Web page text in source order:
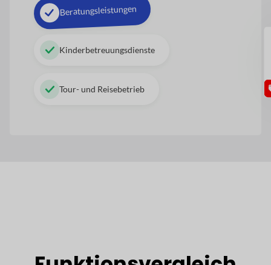
Beratungsleistungen
Kinderbetreuungsdienste
Tour- und Reisebetrieb